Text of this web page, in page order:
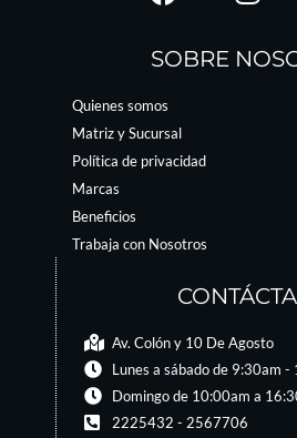
SOBRE
Quienes somos
Matriz y Sucursal
Política de privacidad
Marcas
Beneficios
Trabaja con Nosotros
Av. Colón y 10 De Agosto
Lunes a sábado de 9:30am -
Domingo de 10:00am a
2225432 - 2567706